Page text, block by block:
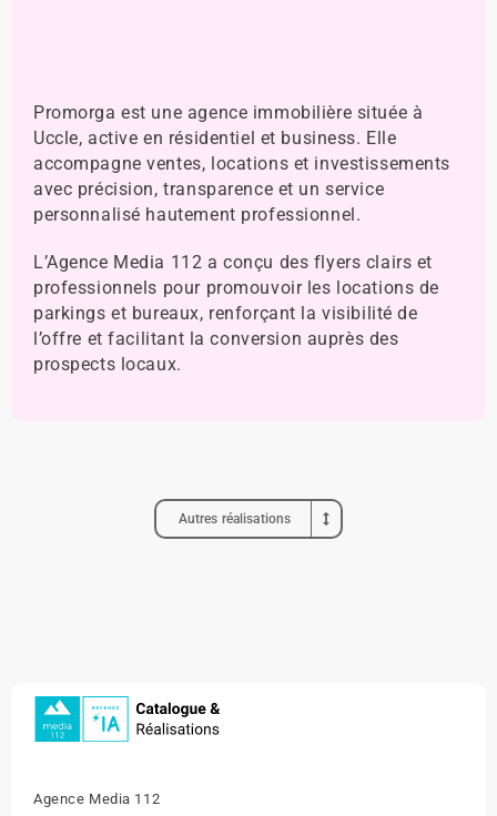
Promorga est une agence immobilière située à
Uccle, active en résidentiel et business. Elle
accompagne ventes, locations et investissements
avec précision, transparence et un service
personnalisé hautement professionnel.
L’Agence Media 112 a conçu des flyers clairs et
professionnels pour promouvoir les locations de
parkings et bureaux, renforçant la visibilité de
l’offre et facilitant la conversion auprès des
prospects locaux.
Autres réalisations
Agence Media 112